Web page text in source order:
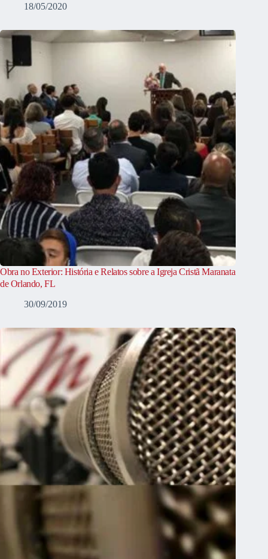
18/05/2020
Obra no Exterior: História e Relatos sobre a Igreja Cristã Maranata
de Orlando, FL
30/09/2019